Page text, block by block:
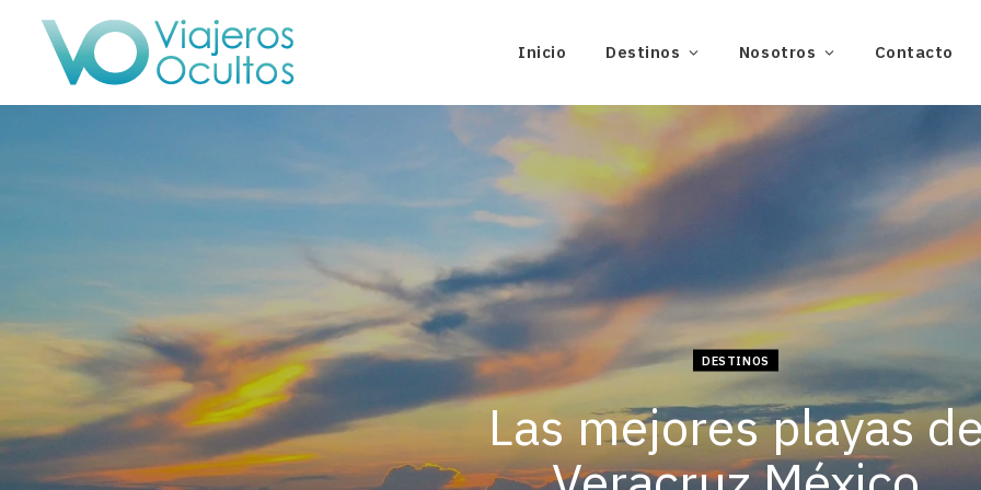
Inicio Destinos Nosotros Contacto
DESTINOS
Las mejores playas